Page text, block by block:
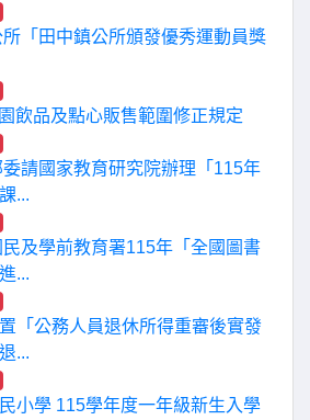
「田中鎮公所頒發優秀運動員獎
飲品及點心販售範圍修正規定
請國家教育研究院辦理「115年
...
及學前教育署115年「全國圖書
...
「公務人員退休所得重審後實發
...
小學 115學年度一年級新生入學